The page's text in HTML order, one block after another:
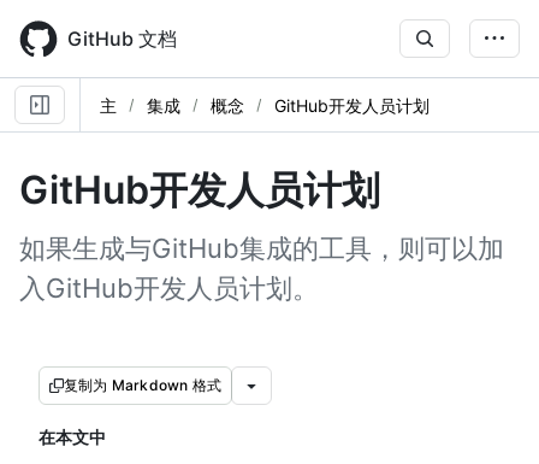
main
content
GitHub 文档
主 集成 概念 GitHub开发人员计划
GitHub开发人员计划
如果生成与GitHub集成的工具，则可以加
入GitHub开发人员计划。
复制为 Markdown 格式
在本文中